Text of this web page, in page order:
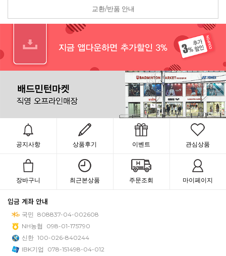
교환/반품 안내
공지사항 상품후기 이벤트 관심상품
장바구니 최근본상품 주문조회 마이페이지
입금 계좌 안내
국민 808837-04-002608
NH농협
098-01-175790
신한 100-026-840244
IBK기업
078-151498-04-012